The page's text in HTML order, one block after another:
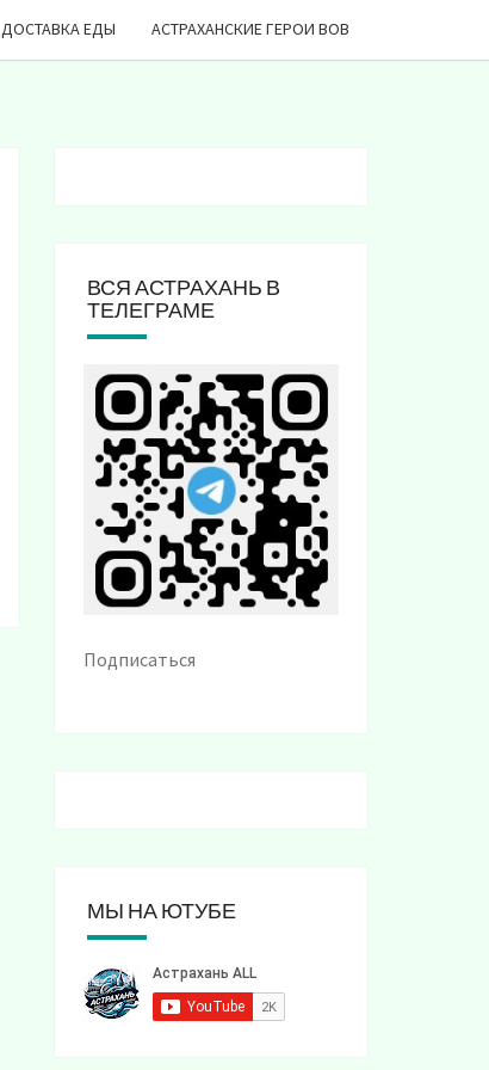
ДОСТАВКА ЕДЫ АСТРАХАНСКИЕ ГЕРОИ ВОВ
ВСЯ АСТРАХАНЬ В
ТЕЛЕГРАМЕ
Подписаться
МЫ НА ЮТУБЕ